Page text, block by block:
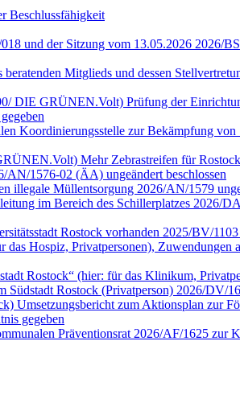
Beschlussfähigkeit
und der Sitzung vom 13.05.2026 2026/
Mitglieds und dessen
GRÜNEN.Volt) Prüfung der
Koordinierungsstelle zur Bekämpfung
Mehr Zebrastreifen für
AN/1576-02 (ÄA) ungeändert beschlossen
Müllentsorgung 2026/AN/1579
im Bereich des Schillerplatzes 2026/
Rostock vorhanden 2025/BV/1103
Hospiz, Privatpersonen), Zuwendungen
Rostock“ (hier: für das Klinikum,
Rostock (Privatperson) 2026/DV/
Umsetzungsbericht zum Aktionsplan zur
gegeben
Präventionsrat 2026/AF/1625 zur